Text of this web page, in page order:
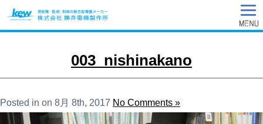
003_nishinakano
Posted in on 8月 8th, 2017 No Comments »